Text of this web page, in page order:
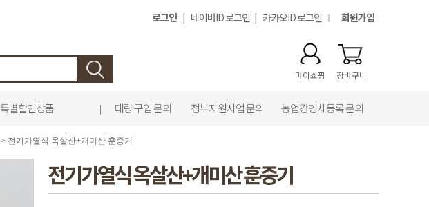
로그인 | 네이버ID 로그인 | 카카오ID 로그인 회원가입
마이쇼핑 장바구니
특별할인상품 | 대량 구입 문의 정부지원사업 문의 농업경영체등록 문의
> 전기가열식 옥살산+개미산 훈증기
전기가열식 옥살산+개미산 훈증기